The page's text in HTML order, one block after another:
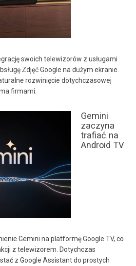
swoich telewizorów z usługami
Zdjęć Google na dużym ekranie.
rozwinięcie dotychczasowej
firmami.
Gemini
zaczyna
trafiać na
Android TV
Gemini na platformę Google TV, co
z telewizorem. Dotychczas
z Google Assistant do prostych